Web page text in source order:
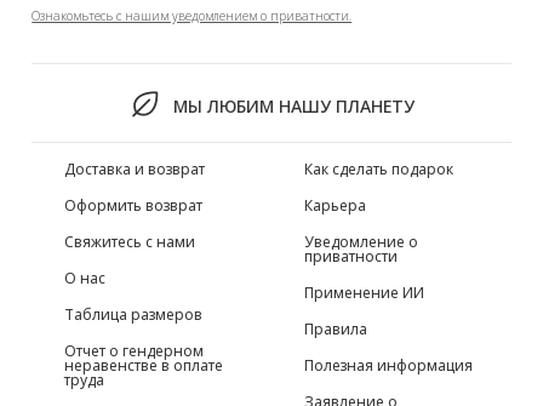
Ознакомьтесь с нашим уведомлением о приватности.
МЫ ЛЮБИМ НАШУ ПЛАНЕТУ
Доставка и возврат
Оформить возврат
Свяжитесь с нами
О нас
Таблица размеров
Отчет о гендерном
неравенстве в оплате
труда
Как сделать подарок
Карьера
Уведомление о
приватности
Применение ИИ
Правила
Полезная информация
Заявление о